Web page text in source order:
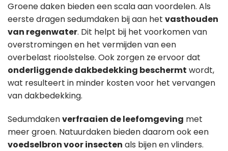
Groene daken bieden een scala aan voordelen. Als
eerste dragen sedumdaken bij aan het vasthouden
van regenwater. Dit helpt bij het voorkomen van
overstromingen en het vermijden van een
overbelast rioolstelse. Ook zorgen ze ervoor dat
onderliggende dakbedekking beschermt wordt,
wat resulteert in minder kosten voor het vervangen
van dakbedekking.
Sedumdakenverfraaien de leefomgeving met
meer groen. Natuurdaken bieden daarom ook een
voedselbron voor insecten als bijen en vlinders.